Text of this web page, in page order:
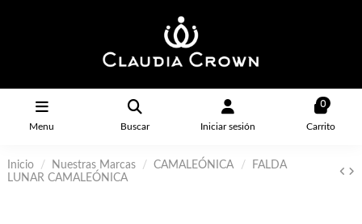
Menu Buscar Iniciar sesión
0
Carrito
Inicio Nuestras Marcas CAMALEÓNICA
FALDA
LUNAR CAMALEÓNICA